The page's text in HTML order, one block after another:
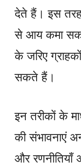
देते हैं। इस
से आय कमा सकते
के जरिए
सकते हैं।
इन तरीकों के
की संभावनाएं
और रणनीतियाँ